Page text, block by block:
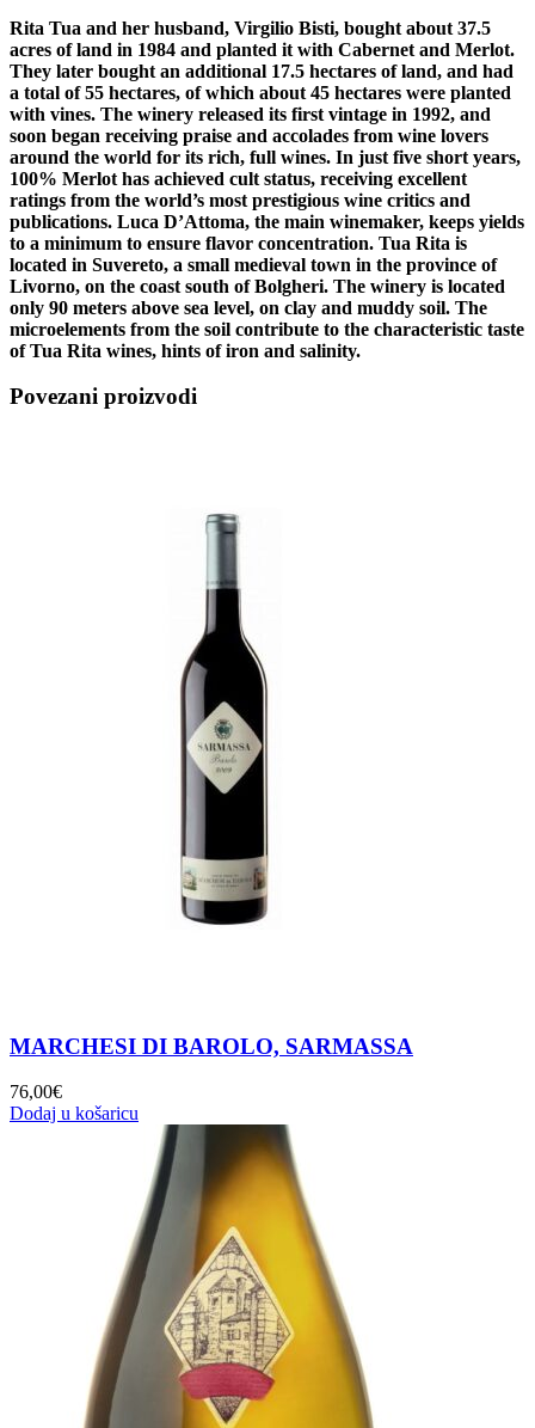
Rita Tua and her husband, Virgilio Bisti, bought about 37.5
acres of land in 1984 and planted it with Cabernet and Merlot.
They later bought an additional 17.5 hectares of land, and had
a total of 55 hectares, of which about 45 hectares were planted
with vines. The winery released its first vintage in 1992, and
soon began receiving praise and accolades from wine lovers
around the world for its rich, full wines. In just five short years,
100% Merlot has achieved cult status, receiving excellent
ratings from the world’s most prestigious wine critics and
publications. Luca D’Attoma, the main winemaker, keeps yields
to a minimum to ensure flavor concentration. Tua Rita is
located in Suvereto, a small medieval town in the province of
Livorno, on the coast south of Bolgheri. The winery is located
only 90 meters above sea level, on clay and muddy soil. The
microelements from the soil contribute to the characteristic taste
of Tua Rita wines, hints of iron and salinity.
Povezani proizvodi
MARCHESI DI BAROLO, SARMASSA
76,00€
Dodaj u košaricu